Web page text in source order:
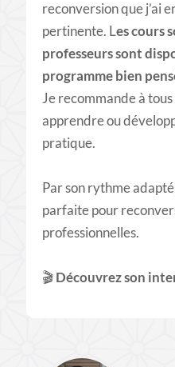
reconversion que j’ai
pertinente. Les cours
professeurs sont
programme bien
Je recommande à
apprendre ou
pratique.
Par son rythme
parfaite pour
professionnelles.
🎬​ Découvrez son